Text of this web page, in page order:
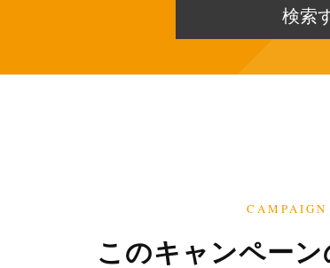
CAMPAIGN
このキャンペーン